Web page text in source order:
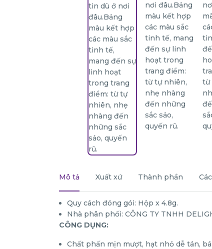
Mô tả Xuất xứ Thành phần
Quy cách đóng gói: Hộp x 4.8g.
Nhà phân phối: CÔNG TY TNHH
CÔNG DỤNG:
Chất phấn mịn mượt, hạt nhỏ dễ tán,